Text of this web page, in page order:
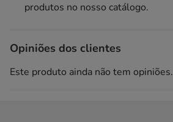
produtos no nosso catálogo.
Opiniões dos clientes
Este produto ainda não tem opiniões.